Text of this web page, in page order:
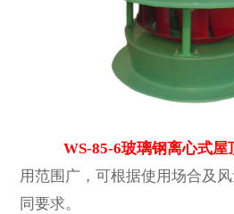
WS-85-6玻璃钢离心式屋
用范围广，可根据使用场合及
同要求。